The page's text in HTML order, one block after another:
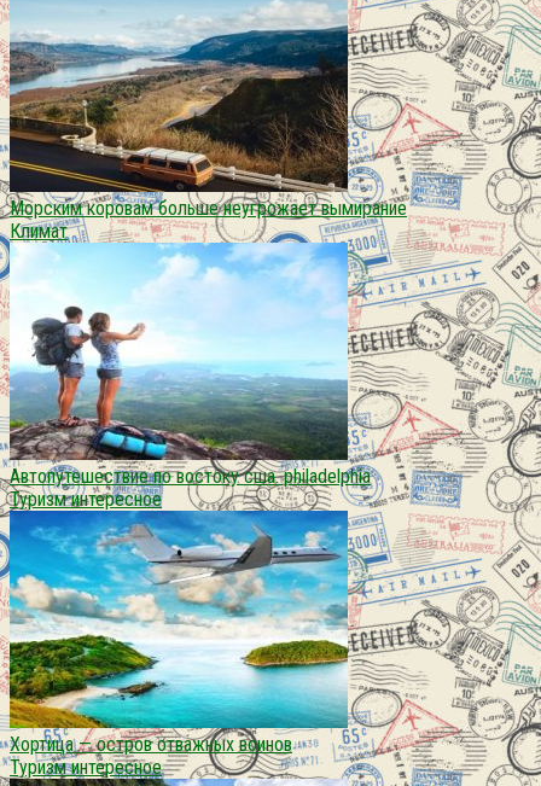
Морским коровам больше неугрожает вымирание
Климат
Автопутешествие по востоку сша. philadelphia
Туризм интересное
Хортица — остров отважных воинов
Туризм интересное